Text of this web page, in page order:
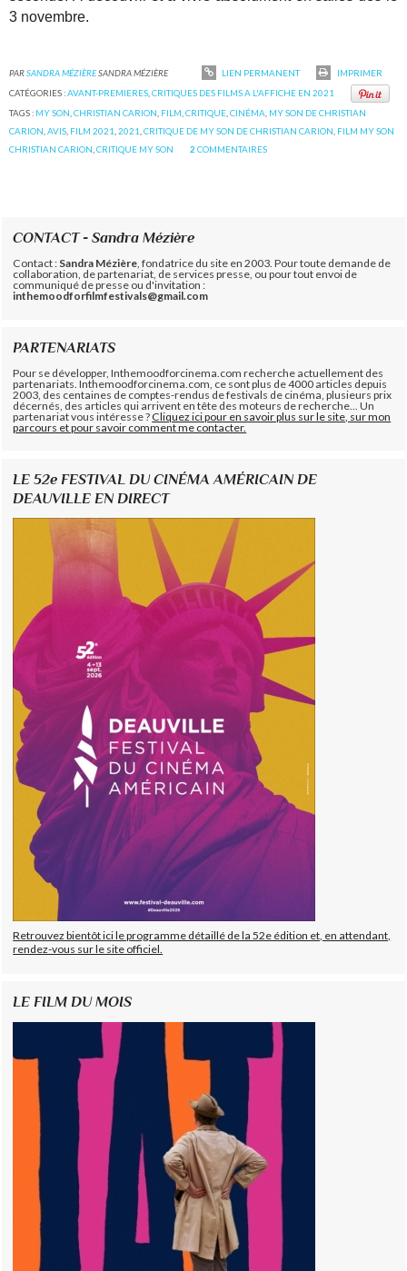
3 novembre.
PARSANDRA MÉZIÈRESANDRA MÉZIÈRE LIEN PERMANENT
IMPRIMER
CATÉGORIES :AVANT-PREMIERES ,CRITIQUES DES FILMS A L'AFFICHE EN 2021
TAGS : MY SON ,CHRISTIAN CARION FILM ,CRITIQUE ,CINÉMA MY SON DE CHRISTIAN
CARION ,AVIS FILM 2021 ,2021 ,CRITIQUE DE MY SON DE CHRISTIAN CARION FILM MY SON
CHRISTIAN CARION ,CRITIQUE MY SON 2 COMMENTAIRES
CONTACT - Sandra Mézière
Contact : Sandra Mézière , fondatrice du site en 2003. Pour toute demande de
collaboration, de partenariat, de services presse, ou pour tout envoi de
communiqué de presse ou d'invitation :
inthemoodforfilmfestivals@gmail.com
PARTENARIATS
Pour se développer, Inthemoodforcinema.com recherche actuellement des
partenariats. Inthemoodforcinema.com, ce sont plus de 4000 articles depuis
2003, des centaines de comptes-rendus de festivals de cinéma, plusieurs prix
décernés, des articles qui arrivent en tête des moteurs de recherche... Un
partenariat vous intéresse ?Cliquez ici pour en savoir plus sur le site, sur mon
parcours et pour savoir comment me contacter.
LE 52e FESTIVAL DU CINÉMA AMÉRICAIN DE
DEAUVILLE EN DIRECT
Retrouvez bientôt ici le programme détaillé de la 52e édition et, en attendant,
rendez-vous sur le site officiel.
LE FILM DU MOIS